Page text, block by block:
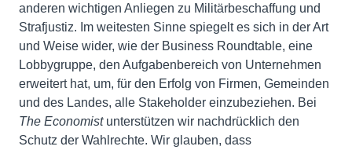
anderen wichtigen Anliegen zu Militärbeschaffung und
Strafjustiz. Im weitesten Sinne spiegelt es sich in der Art
und Weise wider, wie der Business Roundtable, eine
Lobbygruppe, den Aufgabenbereich von Unternehmen
erweitert hat, um, für den Erfolg von Firmen, Gemeinden
und des Landes, alle Stakeholder einzubeziehen. Bei
The Economistunterstützen wir nachdrücklich den
Schutz der Wahlrechte. Wir glauben, dass